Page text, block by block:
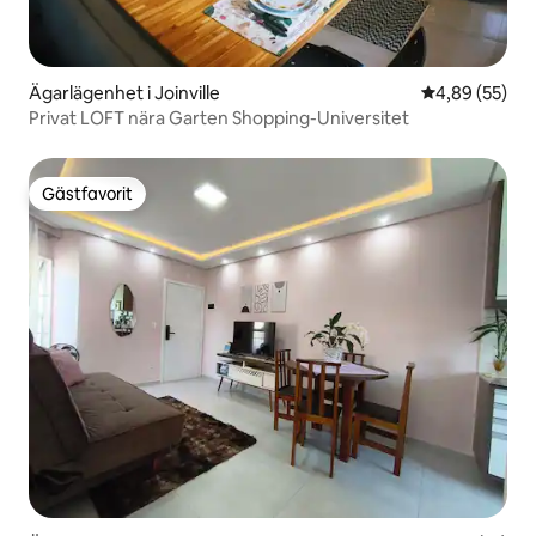
Ägarlägenhet i Joinville 4,89 av 5 i
4,89 (55)
Privat LOFT nära Garten Shopping-Universitet
Gästfavorit
Gästfavorit